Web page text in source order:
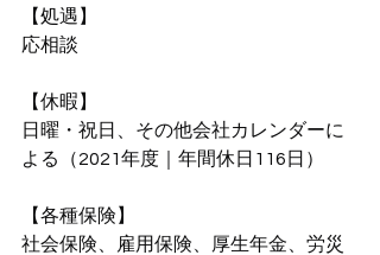
【処遇】
応相談
【休暇】
日曜・祝日、その他会社カレンダーに
よる（2021年度｜年間休日116日）
【各種保険】
社会保険、雇用保険、厚生年金、労災